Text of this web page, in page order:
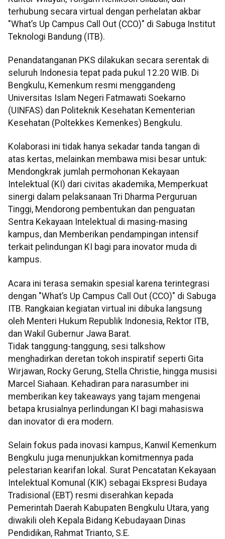
terhubung secara virtual dengan perhelatan akbar
"What’s Up Campus Call Out (CCO)" di Sabuga Institut
Teknologi Bandung (ITB).
Penandatanganan PKS dilakukan secara serentak di
seluruh Indonesia tepat pada pukul 12.20 WIB. Di
Bengkulu, Kemenkum resmi menggandeng
Universitas Islam Negeri Fatmawati Soekarno
(UINFAS) dan Politeknik Kesehatan Kementerian
Kesehatan (Poltekkes Kemenkes) Bengkulu.
Kolaborasi ini tidak hanya sekadar tanda tangan di
atas kertas, melainkan membawa misi besar untuk:
Mendongkrak jumlah permohonan Kekayaan
Intelektual (KI) dari civitas akademika, Memperkuat
sinergi dalam pelaksanaan Tri Dharma Perguruan
Tinggi, Mendorong pembentukan dan penguatan
Sentra Kekayaan Intelektual di masing-masing
kampus, dan Memberikan pendampingan intensif
terkait pelindungan KI bagi para inovator muda di
kampus.
Acara ini terasa semakin spesial karena terintegrasi
dengan "What’s Up Campus Call Out (CCO)" di Sabuga
ITB. Rangkaian kegiatan virtual ini dibuka langsung
oleh Menteri Hukum Republik Indonesia, Rektor ITB,
dan Wakil Gubernur Jawa Barat.
Tidak tanggung-tanggung, sesi talkshow
menghadirkan deretan tokoh inspiratif seperti Gita
Wirjawan, Rocky Gerung, Stella Christie, hingga musisi
Marcel Siahaan. Kehadiran para narasumber ini
memberikan key takeaways yang tajam mengenai
betapa krusialnya perlindungan KI bagi mahasiswa
dan inovator di era modern.
Selain fokus pada inovasi kampus, Kanwil Kemenkum
Bengkulu juga menunjukkan komitmennya pada
pelestarian kearifan lokal. Surat Pencatatan Kekayaan
Intelektual Komunal (KIK) sebagai Ekspresi Budaya
Tradisional (EBT) resmi diserahkan kepada
Pemerintah Daerah Kabupaten Bengkulu Utara, yang
diwakili oleh Kepala Bidang Kebudayaan Dinas
Pendidikan, Rahmat Trianto, S.E.